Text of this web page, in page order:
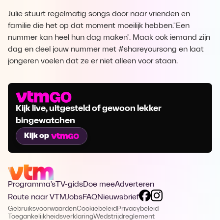
Julie stuurt regelmatig songs door naar vrienden en
familie die het op dat moment moeilijk hebben."Een
nummer kan heel hun dag maken". Maak ook iemand zijn
dag en deel jouw nummer met #shareyoursong en laat
jongeren voelen dat ze er niet alleen voor staan.
Kijk live, uitgesteld of gewoon lekker
bingewatchen
Kijk op
Programma's TV-gidsDoe meeAdverteren
Route naar VTMJobsFAQNieuwsbrief
GebruiksvoorwaardenCookiebeleidPrivacybeleid
ToegankelijkheidsverklaringWedstrijdreglement